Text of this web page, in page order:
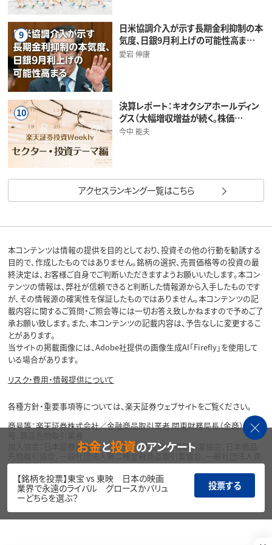
9
日米協調介入が示す長期金利抑制の本
気度、日銀9月利上げの可能性高ま…
愛宕 伸康
10
決算レポート：キオクシアホールディン
グス（大幅増収増益が続く。株価…
今中 能夫
アクセスランキング一覧はこちら
本コンテンツは情報の提供を目的としており、投資その他の行動を勧誘する
目的で、作成したものではありません。銘柄の選択、売買価格等の投資の最
終決定は、お客様ご自身でご判断いただきますようお願いいたします。本コン
テンツの情報は、弊社が信頼できると判断した情報源から入手したものです
が、その情報源の確実性を保証したものではありません。本コンテンツの記
載内容に関するご質問・ご照会等には一切お答え致しかねますので予めご了
承お願い致します。また、本コンテンツの記載内容は、予告なしに変更するこ
とがあります。
当サイトの掲載画像には、Adobe社提供の画像生成AI「Firefly」を使用して
いる場合があります。
リスク・費用・情報提供について
各種方針・重要事項等については、楽天証券ウェブサイトをご覧ください。
商号等：楽天証券株式会社／金融商品取引業者 関東財務局長（金商）第195
加入協会：日本証券業協会、一般社団法人金融先物取引業協会、日本商品
先物取引協会、一般社団法人第二種金融商品取引業協会、一般社団法人資
産運用業協会
Copyright©
1999-2026 Rakuten Securities, Inc. All
お金と投資のアンケート
【銘柄を投票】東宝 vs 東映 日本の映画
業界で永遠のライバル グロースかバリュ
ーどちらを選ぶ？
投票する